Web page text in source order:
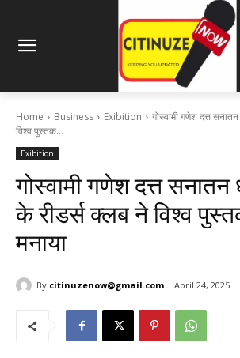
Home Business Exibition
गोस्वामी गणेश दत्त
विश्व पुस्तक...
Exibition
गोस्वामी गणेश दत्त
के रीडर्स क्लब ने विश्व
मनाया
By citinuzenow@gmail.com April 24, 2025